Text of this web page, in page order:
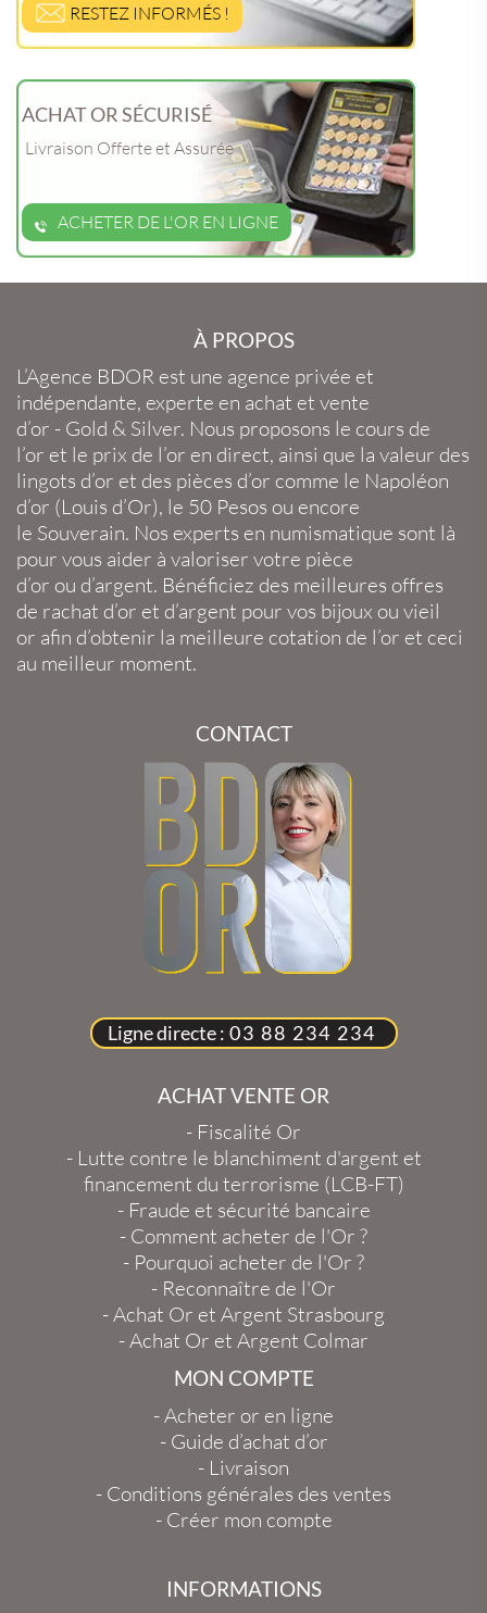
RESTEZ INFORMÉS !
ACHAT OR SÉCURISÉ
Livraison Offerte et Assurée
ACHETER DE L'OR EN LIGNE
À PROPOS
L’Agence BDOR est une agence privée et
indépendante, experte en achat et vente
d’or - Gold & Silver. Nous proposons le cours de
l’or et le prix de l’or en direct, ainsi que la valeur des
lingots d’or et des pièces d’or comme le Napoléon
d’or (Louis d’Or), le 50 Pesos ou encore
le Souverain. Nos experts en numismatique sont là
pour vous aider à valoriser votre pièce
d’or ou d’argent. Bénéficiez des meilleures offres
de rachat d’or et d’argent pour vos bijoux ou vieil
or afin d’obtenir la meilleure cotation de l’or et ceci
au meilleur moment.
CONTACT
Ligne directe : 03 88 234 234
ACHAT VENTE OR
- Fiscalité Or
- Lutte contre le blanchiment d'argent et
financement du terrorisme (LCB-FT)
- Fraude et sécurité bancaire
- Comment acheter de l'Or ?
- Pourquoi acheter de l'Or ?
- Reconnaître de l'Or
-Achat Or et Argent Strasbourg
-Achat Or et Argent Colmar
MON COMPTE
-Acheter or en ligne
- Guide d’achat d’or
- Livraison
- Conditions générales des ventes
- Créer mon compte
INFORMATIONS